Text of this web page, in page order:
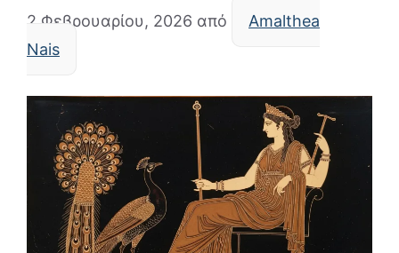
2 Φεβρουαρίου, 2026 από
Amalthea
Nais